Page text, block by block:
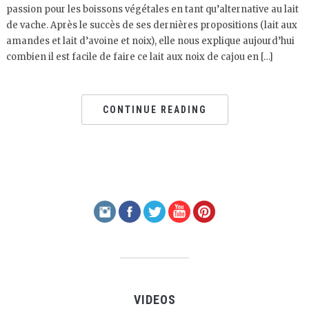
passion pour les boissons végétales en tant qu’alternative au lait
de vache. Après le succès de ses dernières propositions (lait aux
amandes et lait d’avoine et noix), elle nous explique aujourd’hui
combien il est facile de faire ce lait aux noix de cajou en […]
CONTINUE READING
VIDEOS